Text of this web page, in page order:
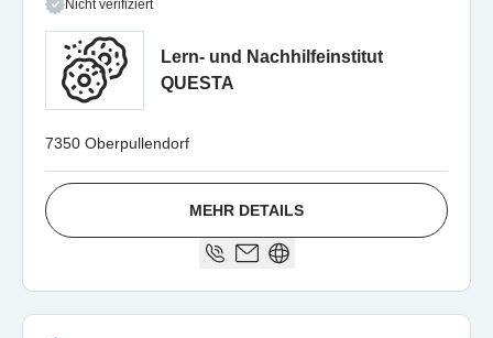
Nicht verifiziert
Lern- und Nachhilfeinstitut
QUESTA
7350 Oberpullendorf
MEHR DETAILS